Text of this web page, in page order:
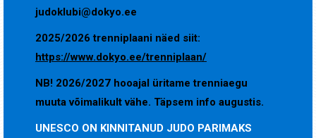
judoklubi@dokyo.ee
2025/2026 trenniplaani näed siit:
https://www.dokyo.ee/trenniplaan/
NB! 2026/2027 hooajal üritame trenniaegu
muuta võimalikult vähe. Täpsem info augustis.
UNESCO ON KINNITANUD JUDO PARIMAKS